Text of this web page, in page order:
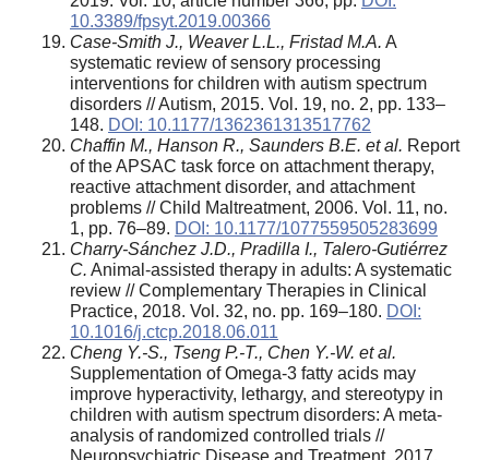
10.3389/fpsyt.2019.00366
Case-Smith J., Weaver L.L., Fristad M.A. A
systematic review of sensory processing
interventions for children with autism spectrum
disorders // Autism, 2015. Vol. 19, no. 2, pp. 133–
148. DOI: 10.1177/1362361313517762
Chaffin M., Hanson R., Saunders B.E. et al. Report
of the APSAC task force on attachment therapy,
reactive attachment disorder, and attachment
problems // Child Maltreatment, 2006. Vol. 11, no.
1, pp. 76–89. DOI: 10.1177/1077559505283699
Charry-Sánchez J.D., Pradilla I., Talero-Gutiérrez
C. Animal-assisted therapy in adults: A systematic
review // Complementary Therapies in Clinical
Practice, 2018. Vol. 32, no. pp. 169–180. DOI:
10.1016/j.ctcp.2018.06.011
Cheng Y.-S., Tseng P.-T., Chen Y.-W. et al.
Supplementation of Omega-3 fatty acids may
improve hyperactivity, lethargy, and stereotypy in
children with autism spectrum disorders: A meta-
analysis of randomized controlled trials //
Neuropsychiatric Disease and Treatment, 2017.